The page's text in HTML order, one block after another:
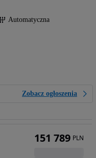
Automatyczna
Zobacz ogłoszenia
151 789 PLN